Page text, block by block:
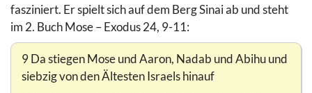
fasziniert. Er spielt sich auf dem Berg Sinai ab und steht
im 2. Buch Mose – Exodus 24, 9-11:
9 Da stiegen Mose und Aaron, Nadab und Abihu und
siebzig von den Ältesten Israels hinauf